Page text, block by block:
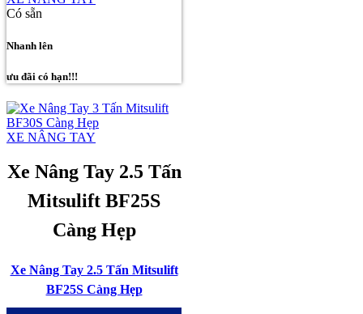
Có sẵn
Nhanh lên
ưu đãi có hạn!!!
XE NÂNG TAY
Xe Nâng Tay 2.5 Tấn
Mitsulift BF25S
Càng Hẹp
Xe Nâng Tay 2.5 Tấn Mitsulift
BF25S Càng Hẹp